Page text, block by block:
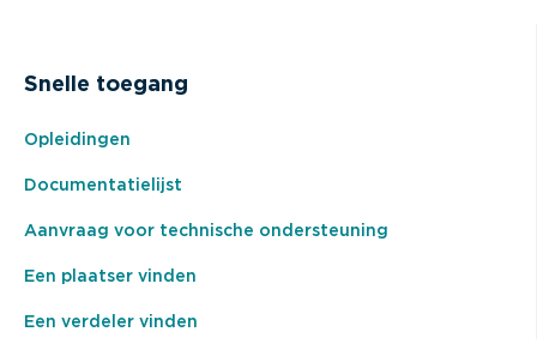
Snelle toegang
Opleidingen
Documentatielijst
Aanvraag voor technische ondersteuning
Een plaatser vinden
Een verdeler vinden